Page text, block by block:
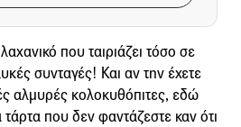
που ταιριάζει τόσο σε
συνταγές! Και αν την έχετε
αλμυρές κολοκυθόπιτες, εδώ
που δεν φαντάζεστε καν ότι